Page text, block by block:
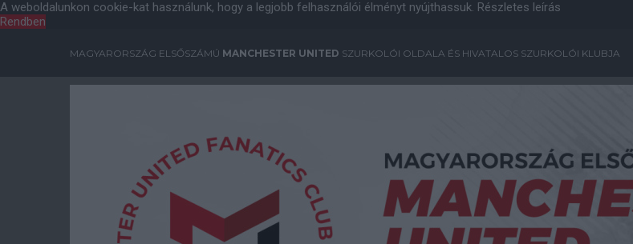
A weboldalunkon cookie-kat használunk, hogy a legjobb felhasználói élményt nyújthassuk. Részletes leírás
Rendben
MAGYARORSZÁG ELSŐSZÁMÚ MANCHESTER UNITED SZURKOLÓI OLDALA ÉS HIVATALOS SZURKOLÓI KLUBJA